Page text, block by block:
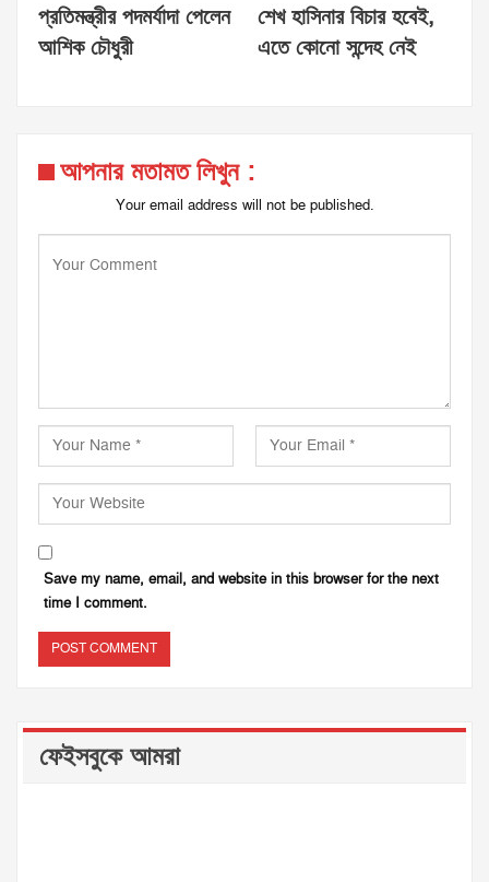
প্রতিমন্ত্রীর পদমর্যাদা পেলেন
আশিক চৌধুরী
শেখ হাসিনার বিচার হবেই,
এতে কোনো সন্দেহ নেই
আপনার মতামত লিখুন :
Your email address will not be published.
Save my name, email, and website in this browser for the next
time I comment.
ফেইসবুকে আমরা